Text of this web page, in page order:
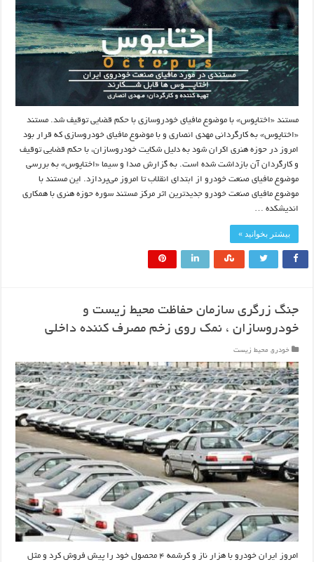
مستند «اختاپوس» با موضوع مافیای خودروسازی با حکم قضایی توقیف شد. مستند
«اختاپوس» به کارگردانی مهدی انصاری و با موضوع مافیای خودروسازی که قرار بود
امروز در حوزه هنری اکران شود به دلیل شکایت خودروسازان، با حکم قضایی توقیف
و کارگردان آن بازداشت شده است. به گزارش صدا و سیما «اختاپوس» به بررسی
موضوع مافیای صنعت خودرو از ابتدای انقلاب تا امروز می‌پردازد. این مستند با
موضوع مافیای صنعت خودرو جدیدترین اثر مرکز مستند سوره حوزه هنری با همکاری
اندیشکده …
بیشتر بخوانید »
جنگ زرگری سازمان حفاظت محیط زیست و
خودروسازان ، نمک روی زخم مصرف کننده داخلی
خودرو, محیط زیست
امروز ایران خودرو با هزار ناز و کرشمه ۴ محصول خود را پیش فروش کرد و مثل